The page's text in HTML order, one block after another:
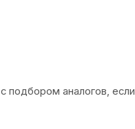
подбором аналогов,